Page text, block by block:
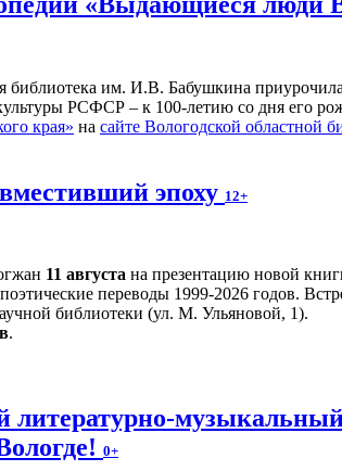
библиотека им. И.В. Бабушкина
РСФСР – к 100‑летию со дня его
края» на сайте Вологодской областной
эпоху 12+
11 августа на презентацию новой
переводы 1999-2026 годов.
библиотеки (ул. М. Ульяновой, 1).
.
литературно-
0+